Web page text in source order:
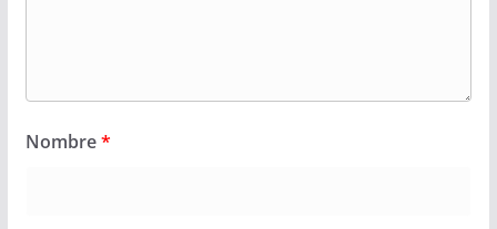
Nombre*